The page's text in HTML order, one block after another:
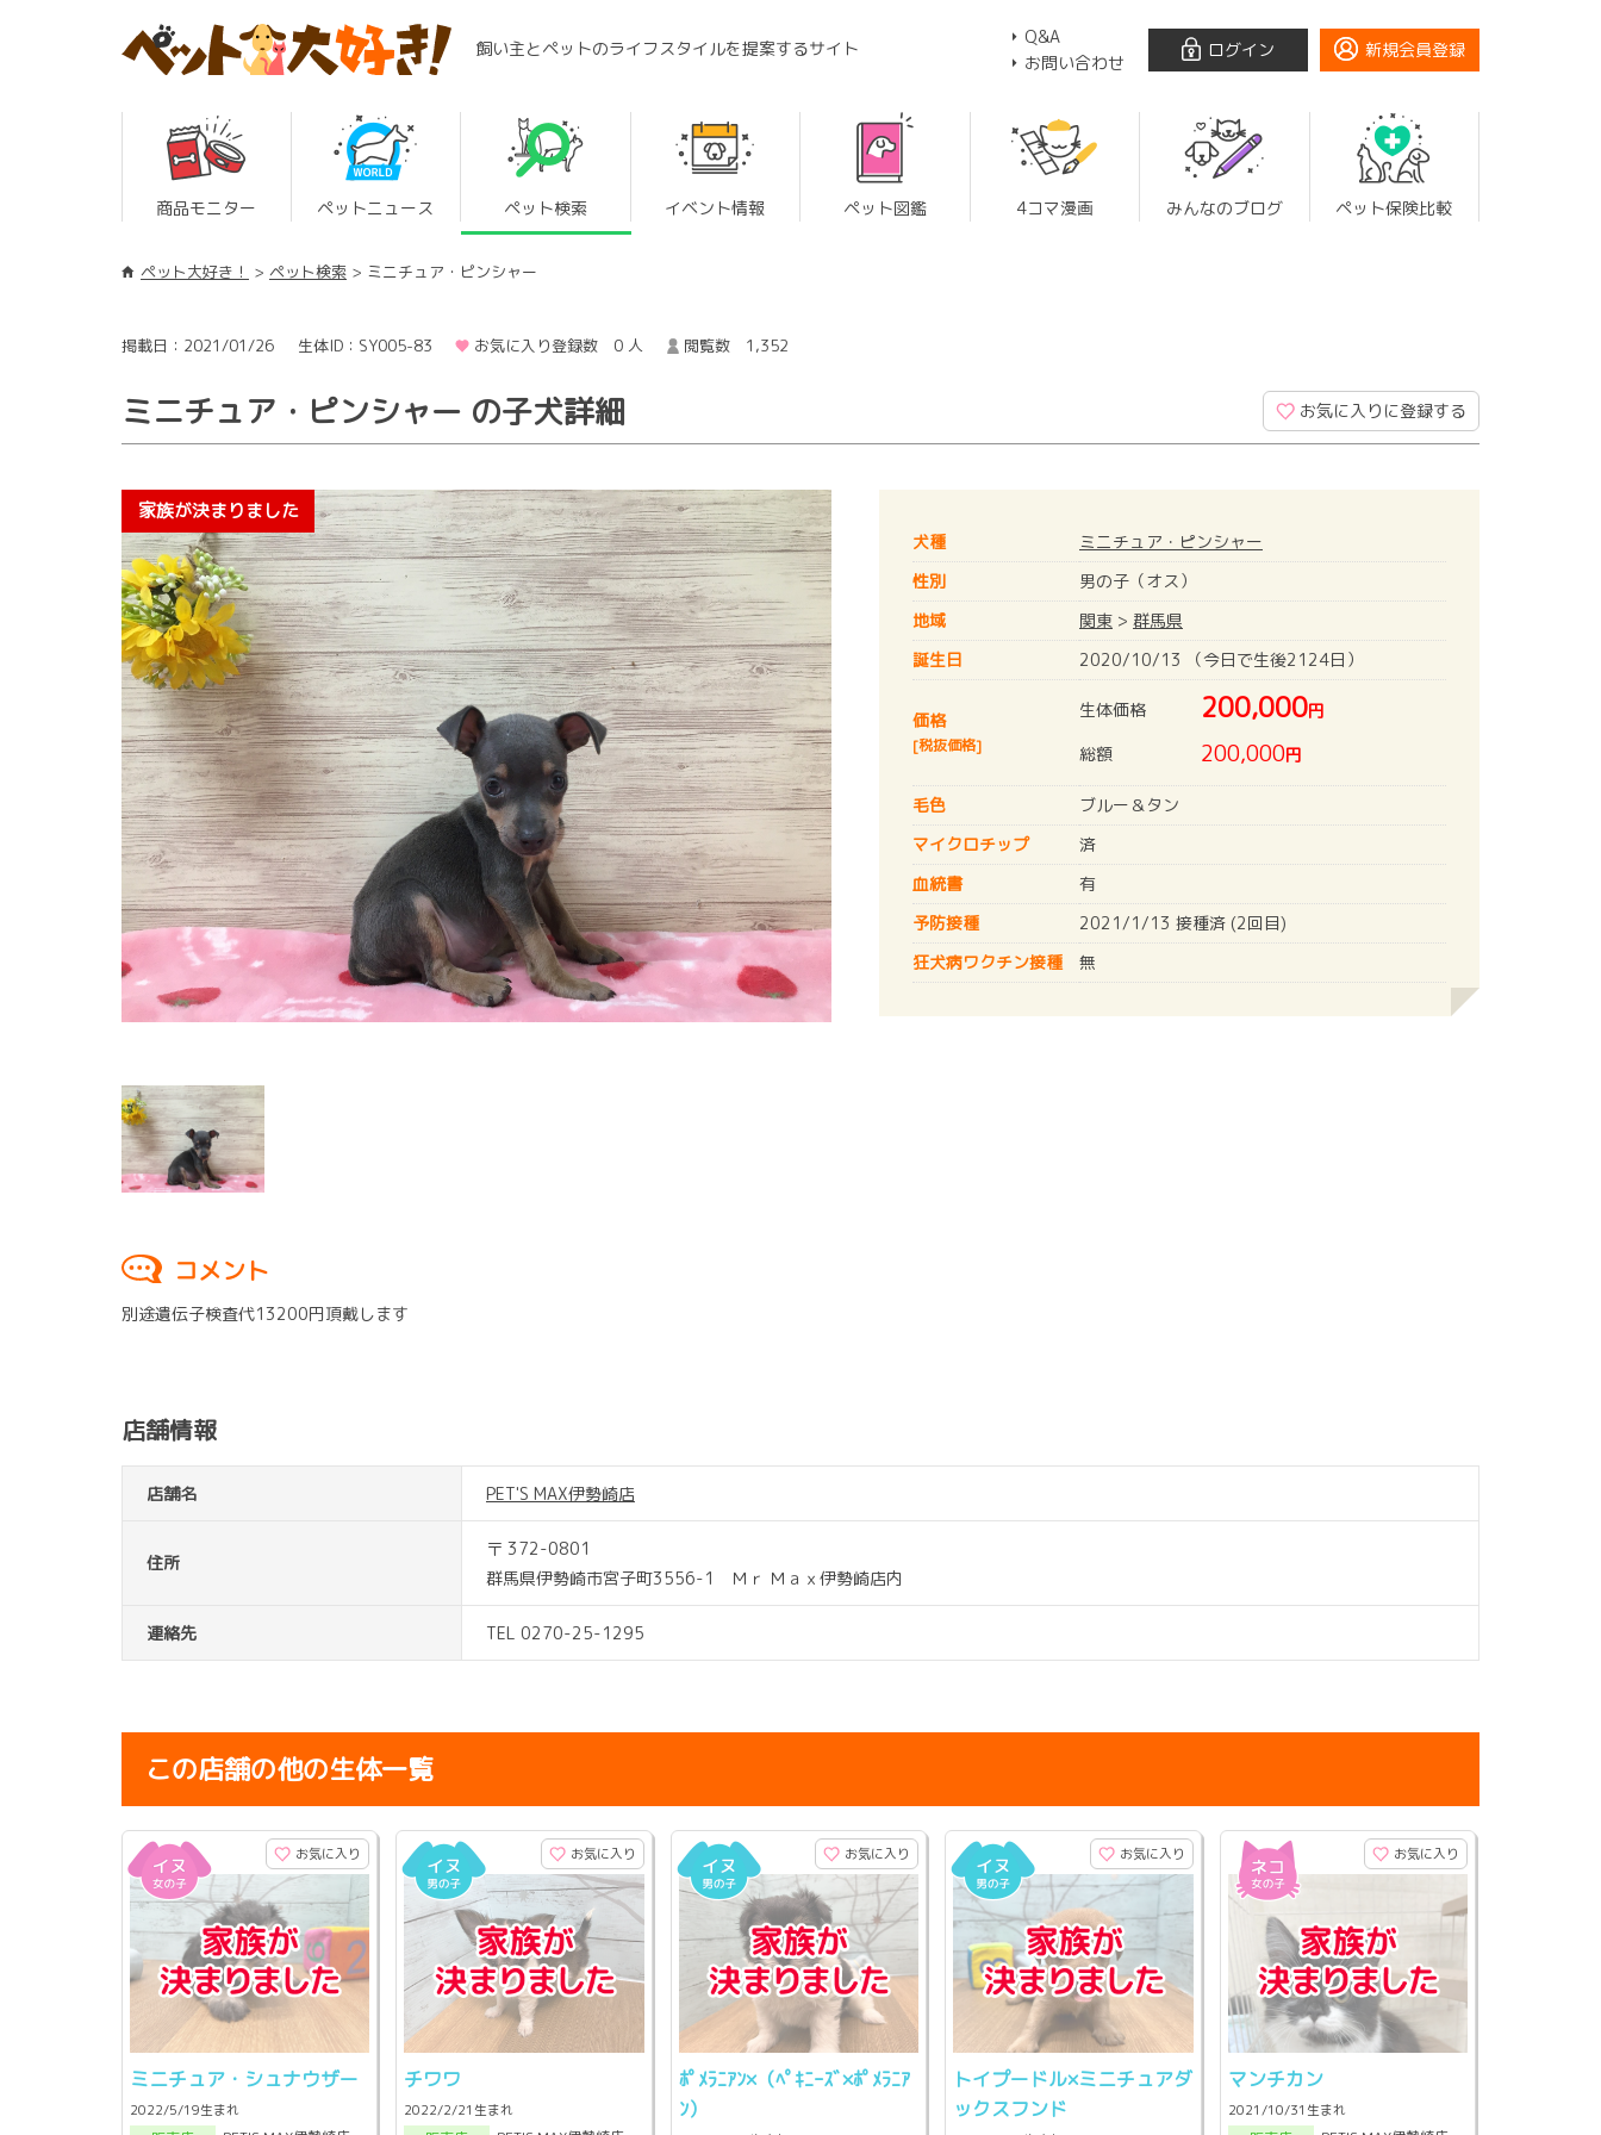
飼い主とペットのライフスタイルを提案するサイト
Q&A
お問い合わせ
ログイン 新規会員登録
商品モニター ペットニュース ペット検索 イベント情報 ペット図鑑 4コマ漫画 みんなのブログ ペット保険比較
ペット大好き！ ペット検索 ミニチュア・ピンシャー
掲載日：2021/01/26 生体ID：SY005-83 お気に入り登録数 0 人 閲覧数 1,352
ミニチュア・ピンシャー の子犬詳細 お気に入りに登録する
犬種
ミニチュア・ピンシャー
性別
男の子（オス）
地域
関東 > 群馬県
誕生日
2020/10/13 （今日で生後2124日）
価格
[税抜価格]
生体価格 200,000円
総額
200,000円
毛色
ブルー＆タン
マイクロチップ
済
血統書
有
予防接種
2021/1/13 接種済 (2回目)
狂犬病ワクチン接種 無
コメント
別途遺伝子検査代13200円頂戴します
店舗情報
店舗名 PET'S MAX伊勢崎店
住所
〒 372-0801
群馬県伊勢崎市宮子町3556-1 Ｍｒ Ｍａｘ伊勢崎店内
連絡先 TEL 0270-25-1295
この店舗の他の生体一覧
お気に入り
ミニチュア・シュナウザー
2022/5/19生まれ
お気に入り
チワワ
2022/2/21生まれ
お気に入り
ﾎﾟﾒﾗﾆｱﾝ×（ﾍﾟｷﾆｰｽﾞ×ﾎﾟﾒﾗﾆｱ
ﾝ）
お気に入り
トイプードル×ミニチュアダ
ックスフンド
お気に入り
マンチカン
2021/10/31生まれ